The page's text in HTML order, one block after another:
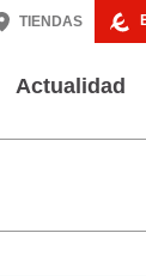
TIENDAS
Actualidad